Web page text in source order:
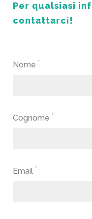
Per qualsiasi
contattarci!
Nome *
Cognome *
Email *